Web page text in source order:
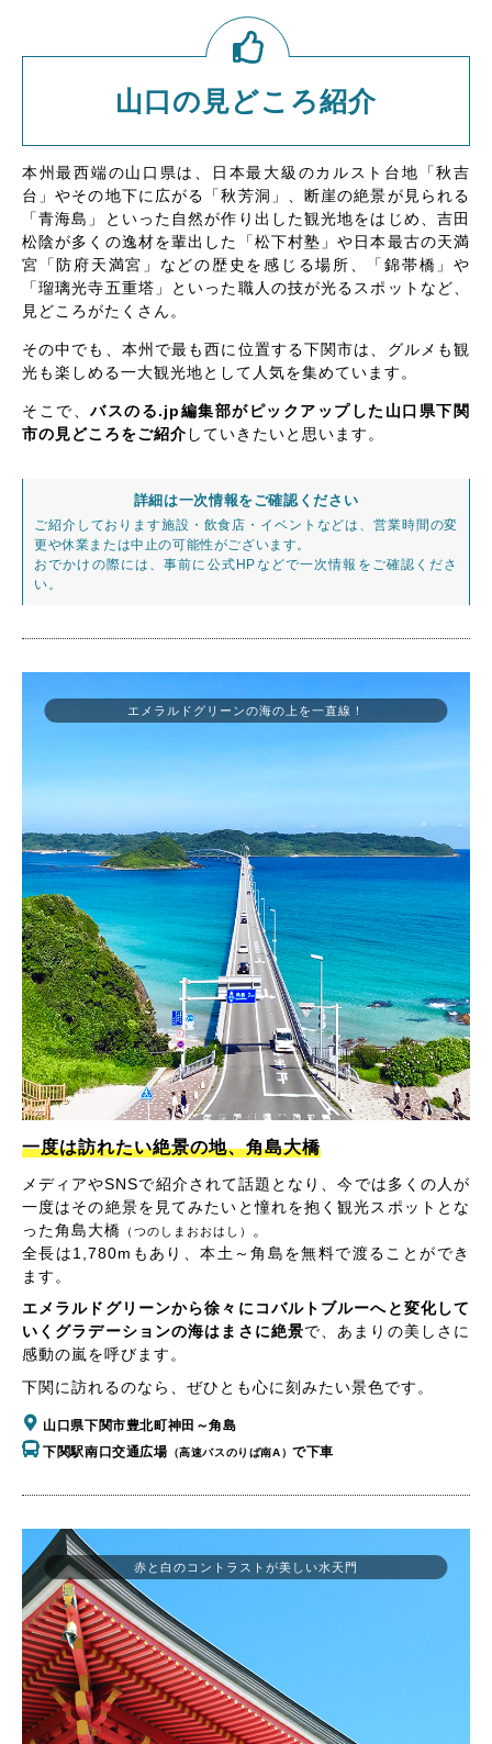
山口の見どころ紹介
本州最西端の山口県は、日本最大級のカルスト台地「秋吉
台」やその地下に広がる「秋芳洞」、断崖の絶景が見られる
「青海島」といった自然が作り出した観光地をはじめ、吉田
松陰が多くの逸材を輩出した「松下村塾」や日本最古の天満
宮「防府天満宮」などの歴史を感じる場所、「錦帯橋」や
「瑠璃光寺五重塔」といった職人の技が光るスポットなど、
見どころがたくさん。
その中でも、本州で最も西に位置する下関市は、グルメも観
光も楽しめる一大観光地として人気を集めています。
そこで、バスのる.jp編集部がピックアップした山口県下関
市の見どころをご紹介 していきたいと思います。
詳細は一次情報をご確認ください
ご紹介しております施設・飲食店・イベントなどは、営業時間の変
更や休業または中止の可能性がございます。
おでかけの際には、事前に公式HPなどで一次情報をご確認くださ
い。
エメラルドグリーンの海の上を一直線！
一度は訪れたい絶景の地、角島大橋
メディアやSNSで紹介されて話題となり、今では多くの人が
一度はその絶景を見てみたいと憧れを抱く観光スポットとな
った角島大橋 （つのしまおおはし）
。
全長は1,780mもあり、本土～角島を無料で渡ることができ
ます。
エメラルドグリーンから徐々にコバルトブルーへと変化して
いくグラデーションの海はまさに絶景で、あまりの美しさに
感動の嵐を呼びます。
下関に訪れるのなら、ぜひとも心に刻みたい景色です。
山口県下関市豊北町神田～角島
下関駅南口交通広場 （高速バスのりば南A）で下車
赤と白のコントラストが美しい水天門